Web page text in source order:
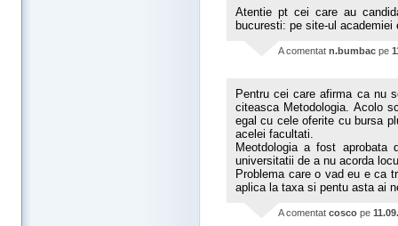
Atentie pt cei care au
bucuresti: pe site-ul
A comentat n.bumbac pe
Pentru cei care afirma ca nu
citeasca Metodologia. Acolo
egal cu cele oferite cu bursa
acelei facultati.
Meotdologia a fost aprobata
universitatii de a nu acorda
Problema care o vad eu e ca
aplica la taxa si pentu asta ai
A comentat cosco pe